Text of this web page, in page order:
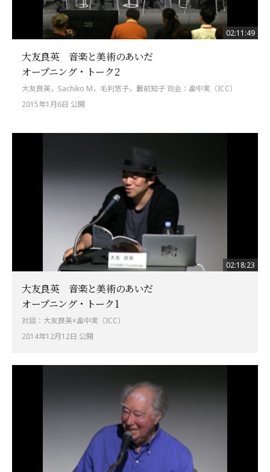
02:11:49
大友良英 音楽と美術のあいだ
オープニング・トーク2
大友良英，Sachiko M，毛利悠子，藪前知子 司会：畠中実（ICC）
2015年1月6日 公開
02:18:23
大友良英 音楽と美術のあいだ
オープニング・トーク1
対談：大友良英×畠中実（ICC）
2014年12月12日 公開